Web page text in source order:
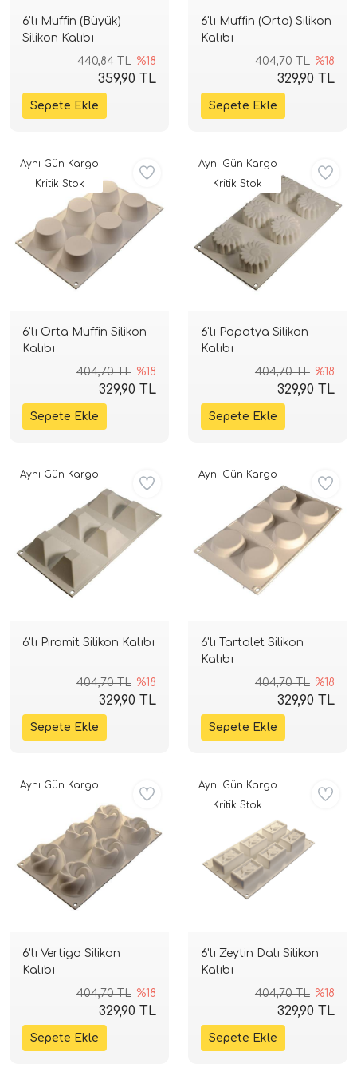
6'lı Muffin (Büyük)
Silikon Kalıbı
440,84 TL %18
359,90 TL
6'lı Muffin (Orta) Silikon
Kalıbı
404,70 TL %18
329,90 TL
6'lı Orta Muffin Silikon
Kalıbı
404,70 TL %18
329,90 TL
Aynı Gün Kargo
Kritik Stok
6'lı Papatya Silikon
Kalıbı
404,70 TL %18
329,90 TL
Aynı Gün Kargo
Kritik Stok
6'lı Piramit Silikon Kalıbı
404,70 TL %18
329,90 TL
Aynı Gün Kargo
6'lı Tartolet Silikon
Kalıbı
404,70 TL %18
329,90 TL
Aynı Gün Kargo
6'lı Vertigo Silikon
Kalıbı
404,70 TL %18
329,90 TL
Aynı Gün Kargo
6'lı Zeytin Dalı Silikon
Kalıbı
404,70 TL %18
329,90 TL
Aynı Gün Kargo
Kritik Stok